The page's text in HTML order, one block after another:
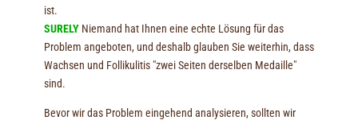
ist.
SURELYNiemand hat Ihnen eine echte Lösung für das
Problem angeboten, und deshalb glauben Sie weiterhin, dass
Wachsen und Follikulitis "zwei Seiten derselben Medaille"
sind.
Bevor wir das Problem eingehend analysieren, sollten wir